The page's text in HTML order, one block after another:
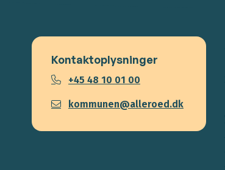
Kontaktoplysninger
+45 48 10 01 00
kommunen@alleroed.dk